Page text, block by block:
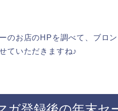
のお店のHPを調べて、ブロ
ていただきますね♪